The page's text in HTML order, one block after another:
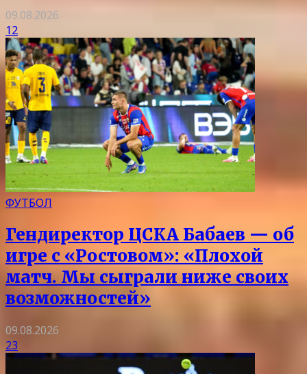
09.08.2026
12
ФУТБОЛ
Гендиректор ЦСКА Бабаев — об
игре с «Ростовом»: «Плохой
матч. Мы сыграли ниже своих
возможностей»
09.08.2026
23